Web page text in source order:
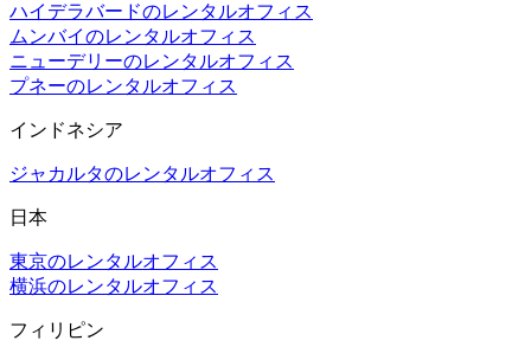
ハイデラバードのレンタルオフィス
ムンバイのレンタルオフィス
ニューデリーのレンタルオフィス
プネーのレンタルオフィス
インドネシア
ジャカルタのレンタルオフィス
日本
東京のレンタルオフィス
横浜のレンタルオフィス
フィリピン